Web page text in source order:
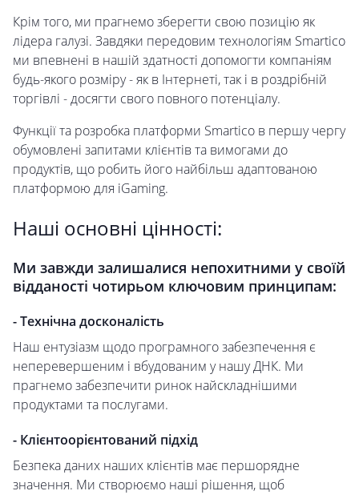
Крім того, ми прагнемо зберегти свою позицію як
лідера галузі. Завдяки передовим технологіям Smartico
ми впевнені в нашій здатності допомогти компаніям
будь-якого розміру - як в Інтернеті, так і в роздрібній
торгівлі - досягти свого повного потенціалу.
Функції та розробка платформи Smartico в першу чергу
обумовлені запитами клієнтів та вимогами до
продуктів, що робить його найбільш адаптованою
платформою для iGaming.
Наші основні цінності:
Ми завжди залишалися непохитними у своїй
відданості чотирьом ключовим принципам:
- Технічна досконалість
Наш ентузіазм щодо програмного забезпечення є
неперевершеним і вбудованим у нашу ДНК. Ми
прагнемо забезпечити ринок найскладнішими
продуктами та послугами.
- Клієнтоорієнтований підхід
Безпека даних наших клієнтів має першорядне
значення. Ми створюємо наші рішення, щоб